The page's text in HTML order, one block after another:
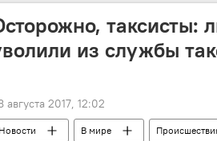
таксисты:
из службы
августа 2017, 12:02
Новости В мире